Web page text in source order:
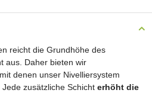
reicht die Grundhöhe des
aus. Daher bieten wir
denen unser Nivelliersystem
zusätzliche Schicht erhöht die